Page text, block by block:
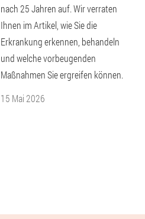
nach 25 Jahren auf. Wir verraten
Ihnen im Artikel, wie Sie die
Erkrankung erkennen, behandeln
und welche vorbeugenden
Maßnahmen Sie ergreifen können.
15 Mai 2026